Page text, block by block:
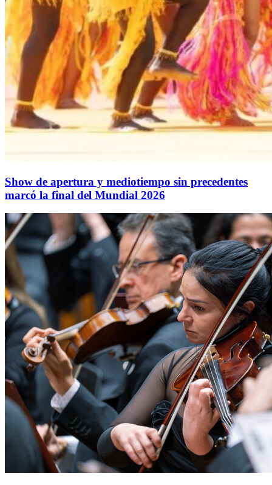
Show de apertura y mediotiempo sin precedentes
marcó la final del Mundial 2026